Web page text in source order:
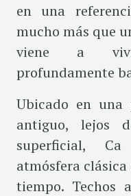
en una
mucho más que
viene a
profundamente
Ubicado en una
antiguo, lejos
superficial,
atmósfera
tiempo. Techos